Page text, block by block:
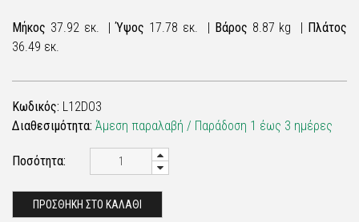
Μήκος 37.92 εκ. |Ύψος 17.78 εκ. | Βάρος 8.87 kg | Πλάτος
36.49 εκ.
Κωδικός: L12DO3
Διαθεσιμότητα: Άμεση παραλαβή / Παράδoση 1 έως 3 ημέρες
Ποσότητα:
ΠΡΟΣΘΗΚΗ ΣΤΟ ΚΑΛΑΘΙ